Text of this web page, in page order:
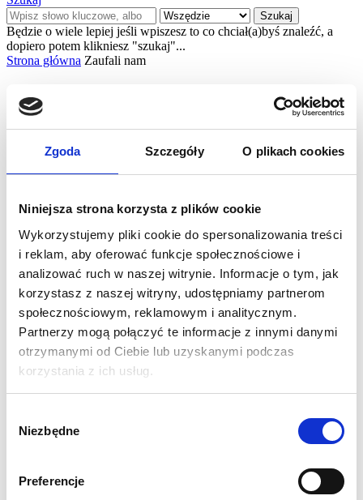
Zgoda Szczegóły O plikach cookies
Niniejsza strona korzysta z plików cookie
Wykorzystujemy pliki cookie do spersonalizowania treści
i reklam, aby oferować funkcje społecznościowe i
analizować ruch w naszej witrynie. Informacje o tym, jak
korzystasz z naszej witryny, udostępniamy partnerom
społecznościowym, reklamowym i analitycznym.
Partnerzy mogą połączyć te informacje z innymi danymi
otrzymanymi od Ciebie lub uzyskanymi podczas
korzystania z ich usług.
zgody
Niezbędne
Preferencje
Szukaj
Będzie o wiele lepiej jeśli wpiszesz to co chciał(a)byś znaleźć, a
dopiero potem klikniesz "szukaj"...
Strona główna Zaufali nam
Zaufali nam